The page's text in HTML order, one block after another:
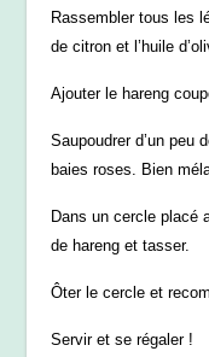
Rassembler tous les
de citron et l’huile
Ajouter le hareng
Saupoudrer d’un peu
baies roses. Bien
Dans un cercle placé
de hareng et tasser.
Ôter le cercle et
Servir et se régaler !